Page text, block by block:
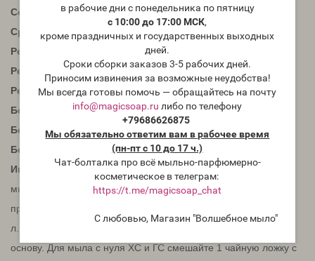
в рабочие дни с понедельника по пятницу
с 10:00 до 17:00 МСК,
кроме праздничных и государственных выходных
дней.
Сроки сборки заказов 3-5 рабочих дней.
Приносим извинения за возможные неудобства!
Мы всегда готовы помочь — обращайтесь на почту
info@magicsoap.ru либо по телефону
+79686626875
Мы обязательно ответим вам в рабочее время
(пн-пт с 10 до 17 ч.)
Чат-болталка про всё мыльно-парфюмерно-
косметическое в телеграм:
https://t.me/magicsoap_chat
С любовью, Магазин "Волшебное мыло"
Состав:
полиэстер 3, желтый 5, красный 28 .
Срок годности:
Рекомендуется для мыла с нуля ХС и ГС:
Рекомендуется для мыла из основы:нет
Рекомендуется для бомбочек для ванны:да
Безопасность для глаз:нет
Безопасен для губ:
Безопасен для бомбочек для ванны:да
Инструкции по применению:Чтобы растопить и залить
мыло, смешайте 1 чайную ложку с 1 столовой ложкой 99-
процентного изопропилового спирта.
л.
основу. Для мыла с нуля ХС и ГС смешайте 1 чайную ложку с